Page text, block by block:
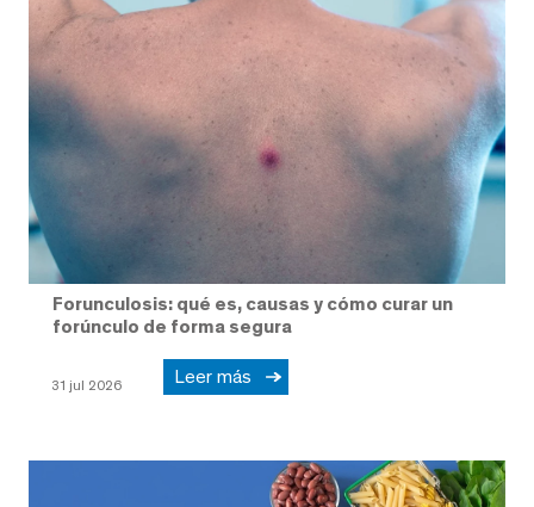
Forunculosis: qué es, causas y cómo curar un
forúnculo de forma segura
31 jul 2026 Leer más